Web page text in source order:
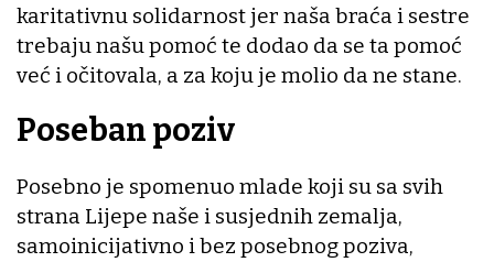
karitativnu solidarnost jer naša braća i sestre
trebaju našu pomoć te dodao da se ta pomoć
već i očitovala, a za koju je molio da ne stane.
Poseban poziv
Posebno je spomenuo mlade koji su sa svih
strana Lijepe naše i susjednih zemalja,
samoinicijativno i bez posebnog poziva,